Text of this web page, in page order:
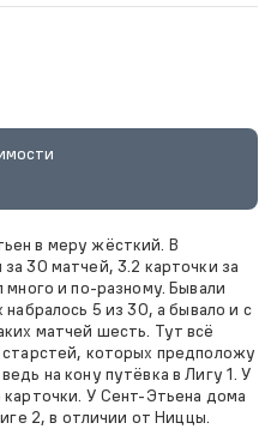
в меру жёсткий. В
30 матчей, 3.2 карточки за
и по-разному. Бывали
5 из 30, а бывало и с
матчей шесть. Тут всё
старстей, которых предположу
на кону путёвка в Лигу 1. У
У Сент-Этьена дома
2, в отличии от Ниццы.